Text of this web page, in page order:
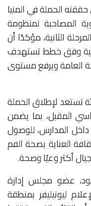
الحملة في المنيا
المصاحبة لمنظومة
الثانية، مؤكدًا أن
وفق خطط تستهدف
العامة ويرفع مستوى
تستعد لإطلاق الحملة
المقبل، بما يضمن
المدارس، للوصول
العناية بصحة الفم
أكثر وعيًا وصحة.
عضو مجلس إدارة
ليونيليفر بمنطقة